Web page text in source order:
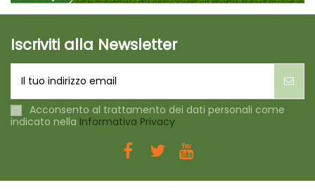
Iscriviti alla Newsletter
Acconsento al trattamento dei dati personali come
indicato nella Informativa Privacy